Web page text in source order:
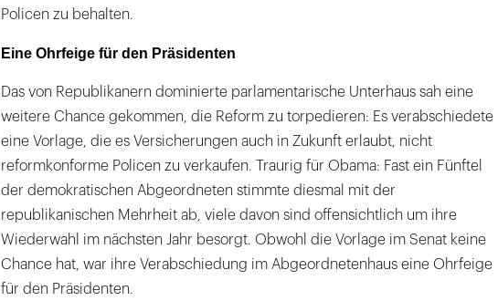
Policen zu behalten.
Eine Ohrfeige für den Präsidenten
Das von Republikanern dominierte parlamentarische Unterhaus sah eine
weitere Chance gekommen, die Reform zu torpedieren: Es verabschiedete
eine Vorlage, die es Versicherungen auch in Zukunft erlaubt, nicht
reformkonforme Policen zu verkaufen. Traurig für Obama: Fast ein Fünftel
der demokratischen Abgeordneten stimmte diesmal mit der
republikanischen Mehrheit ab, viele davon sind offensichtlich um ihre
Wiederwahl im nächsten Jahr besorgt. Obwohl die Vorlage im Senat keine
Chance hat, war ihre Verabschiedung im Abgeordnetenhaus eine Ohrfeige
für den Präsidenten.